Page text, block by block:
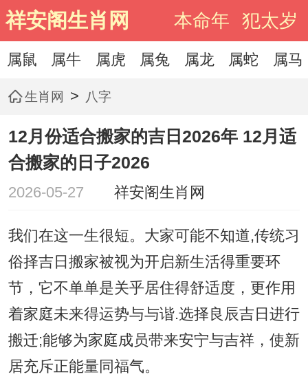
祥安阁生肖网 本命年 犯太岁
属鼠 属牛 属虎 属兔 属龙 属蛇 属马
生肖网 > 八字
12月份适合搬家的吉日2026年 12月适
合搬家的日子2026
2026-05-27 祥安阁生肖网
我们在这一生很短。大家可能不知道,传统习
俗择吉日搬家被视为开启新生活得重要环
节，它不单单是关乎居住得舒适度，更作用
着家庭未来得运势与与谐.选择良辰吉日进行
搬迁;能够为家庭成员带来安宁与吉祥，使新
居充斥正能量同福气。